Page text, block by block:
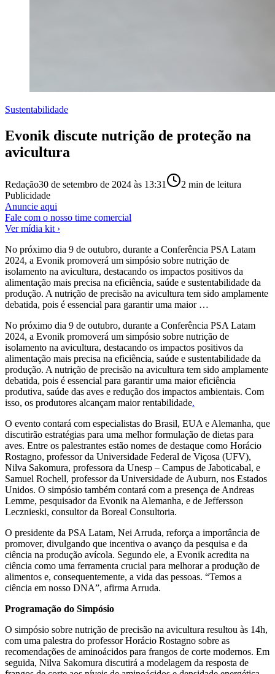
Sustentabilidade
Evonik discute nutrição de proteção na
avicultura
Redação30 de setembro de 2024 às 13:31 2 min de leitura
Publicidade
Anuncie aqui
Fale com o nosso time comercial
Ver mídia kit ›
No próximo dia 9 de outubro, durante a Conferência PSA Latam
2024, a Evonik promoverá um simpósio sobre nutrição de
isolamento na avicultura, destacando os impactos positivos da
alimentação mais precisa na eficiência, saúde e sustentabilidade da
produção. A nutrição de precisão na avicultura tem sido amplamente
debatida, pois é essencial para garantir uma maior …
No próximo dia 9 de outubro, durante a Conferência PSA Latam
2024, a Evonik promoverá um simpósio sobre nutrição de
isolamento na avicultura, destacando os impactos positivos da
alimentação mais precisa na eficiência, saúde e sustentabilidade da
produção. A nutrição de precisão na avicultura tem sido amplamente
debatida, pois é essencial para garantir uma maior eficiência
produtiva, saúde das aves e redução dos impactos ambientais. Com
isso, os produtores alcançam maior rentabilidade.
O evento contará com especialistas do Brasil, EUA e Alemanha, que
discutirão estratégias para uma melhor formulação de dietas para
aves. Entre os palestrantes estão nomes de destaque como Horácio
Rostagno, professor da Universidade Federal de Viçosa (UFV),
Nilva Sakomura, professora da Unesp – Campus de Jaboticabal, e
Samuel Rochell, professor da Universidade de Auburn, nos Estados
Unidos. O simpósio também contará com a presença de Andreas
Lemme, pesquisador da Evonik na Alemanha, e de Jeffersson
Lecznieski, consultor da Boreal Consultoria.
O presidente da PSA Latam, Nei Arruda, reforça a importância de
promover, divulgando que incentiva o avanço da pesquisa e da
ciência na produção avícola. Segundo ele, a Evonik acredita na
ciência como uma ferramenta crucial para melhorar a produção de
alimentos e, consequentemente, a vida das pessoas. “Temos a
ciência em nosso DNA”, afirma Arruda.
Programação do Simpósio
O simpósio sobre nutrição de precisão na avicultura resultou às 14h,
com uma palestra do professor Horácio Rostagno sobre as
recomendações de aminoácidos para frangos de corte modernos. Em
seguida, Nilva Sakomura discutirá a modelagem da resposta de